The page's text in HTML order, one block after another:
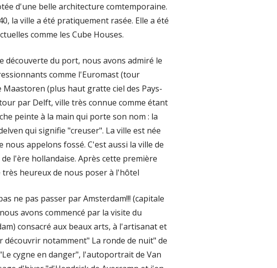
d'une belle architecture comtemporaine.
la ville a été pratiquement rasée. Elle a été
comme les Cube Houses.
du port, nous avons admiré le
comme l'Euromast (tour
(plus haut gratte ciel des Pays-
par Delft, ville très connue comme étant
peinte à la main qui porte son nom : la
qui signifie "creuser". La ville est née
appelons fossé. C'est aussi la ville de
l'ère hollandaise. Après cette première
heureux de nous poser à l'hôtel
ne pas passer par Amsterdam!!! (capitale
avons commencé par la visite du
consacré aux beaux arts, à l'artisanat et
notamment" La ronde de nuit" de
cygne en danger", l'autoportrait de Van